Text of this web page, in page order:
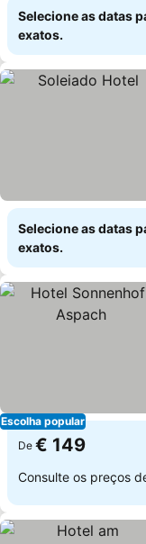
Selecione as datas
exatos.
Selecione as datas
exatos.
Escolha popular
De € 149
Consulte os preços